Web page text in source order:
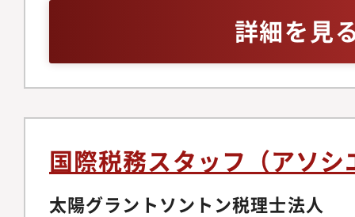
ため、年を通じて税
強にも励めます。業
コーディネーション
本から海外に出張・
出張先・出向先の国
課税関係および社会
保険の適用の確認～
先・出向先の国にお
国税額控除・租税条
働社会保険・社会保
帳代行、グロスアッ
確認などにかかわる
一緒に取り組んでい
す。アソシエイトと
イトやマネジャーの
申告書・申請届出書
者に関する人事・給
迎）■語学力（英語
詳細を見
国際税務スタッフ（アソシ
太陽グラントソントン税理士法人